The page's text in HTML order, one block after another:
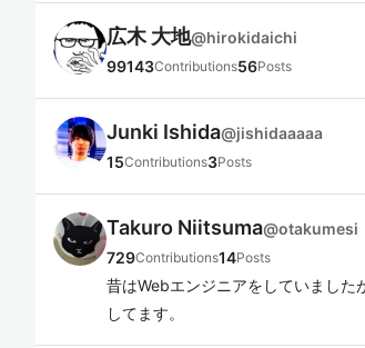
広木 大地@hirokidaichi
99143Contributions56Posts
Junki Ishida@jishidaaaaa
15Contributions3Posts
Takuro Niitsuma@otakumesi
729Contributions14Posts
昔はWebエンジニアをしていました
してます。